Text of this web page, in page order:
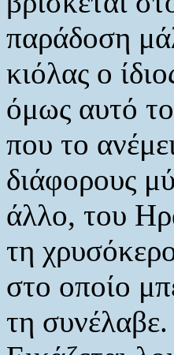
παράδοση
κιόλας ο
όμως αυτό
που το
διάφορους
άλλο, του
τη
στο οποίο
τη